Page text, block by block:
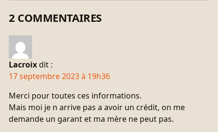
2 COMMENTAIRES
Lacroixdit :
17 septembre 2023 à 19h36
Merci pour toutes ces informations.
Mais moi je n arrive pas a avoir un crédit, on me
demande un garant et ma mère ne peut pas.